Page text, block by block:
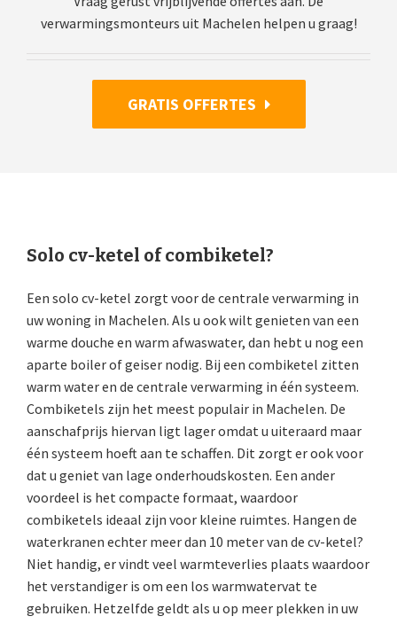
verwarmingsmonteurs uit Machelen helpen u graag!
GRATIS OFFERTES
Solo cv-ketel of combiketel?
Een solo cv-ketel zorgt voor de centrale verwarming in
uw woning in Machelen. Als u ook wilt genieten van een
warme douche en warm afwaswater, dan hebt u nog een
aparte boiler of geiser nodig. Bij een combiketel zitten
warm water en de centrale verwarming in één systeem.
Combiketels zijn het meest populair in Machelen. De
aanschafprijs hiervan ligt lager omdat u uiteraard maar
één systeem hoeft aan te schaffen. Dit zorgt er ook voor
dat u geniet van lage onderhoudskosten. Een ander
voordeel is het compacte formaat, waardoor
combiketels ideaal zijn voor kleine ruimtes. Hangen de
waterkranen echter meer dan 10 meter van de cv-ketel?
Niet handig, er vindt veel warmteverlies plaats waardoor
het verstandiger is om een los warmwatervat te
gebruiken. Hetzelfde geldt als u op meer plekken in uw